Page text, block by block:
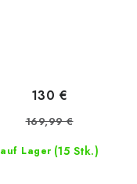
auf Lager (15 Stk.)
130 €
169,99 €